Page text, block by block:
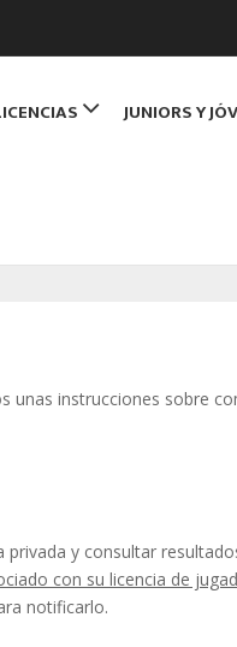
JUNIORS Y
unas instrucciones sobre
privada y consultar
con su licencia de
notificarlo.